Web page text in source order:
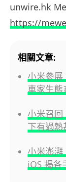
unwire.hk
https://
相關文章:
小米參展
車家生態
小米召
下有過熱
小米澎湃
iOS 揭各